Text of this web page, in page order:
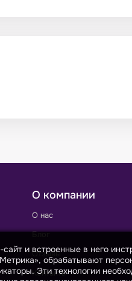
О компании
О нас
Блог
Отзывы
Контакты
и встроенные в него
обрабатывают
Эти технологии